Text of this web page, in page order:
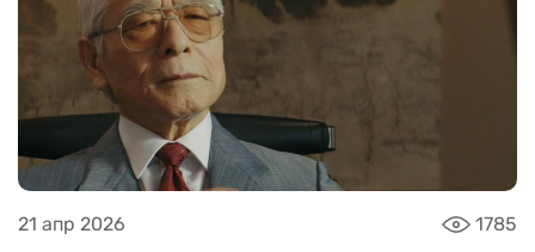
21 апр 2026 1785